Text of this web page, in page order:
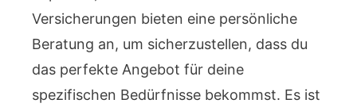
Versicherungen bieten eine persönliche
Beratung an, um sicherzustellen, dass du
das perfekte Angebot für deine
spezifischen Bedürfnisse bekommst. Es ist